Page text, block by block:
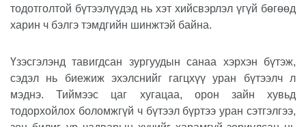
тодотголтой бүтээлүүдэд нь хэт хийсвэрлэл үгүй бөгөөд
харин ч бэлгэ тэмдгийн шинжтэй байна.
Үзэсгэлэнд тавигдсан зургуудын санаа хэрхэн бүтэж,
сэдэл нь биежиж эхэлснийг гагцхүү уран бүтээлч л
мэднэ. Тиймээс цаг хугацаа, орон зайн хувьд
тодорхойлох боломжгүй ч бүтээл бүртээ уран сэтгэлгээ,